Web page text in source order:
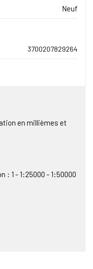
Neuf
3700207829264
en millièmes et
: 1 - 1:25000 - 1:50000